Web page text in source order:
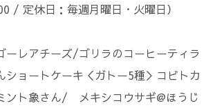
/ 定休日：毎週月曜日・火曜日）
ーレアチーズ/ゴリラのコーヒーティラ
ョートケーキ＜ガトー5種＞コビトカ
ント象さん/ メキシコウサギ@ほうじ